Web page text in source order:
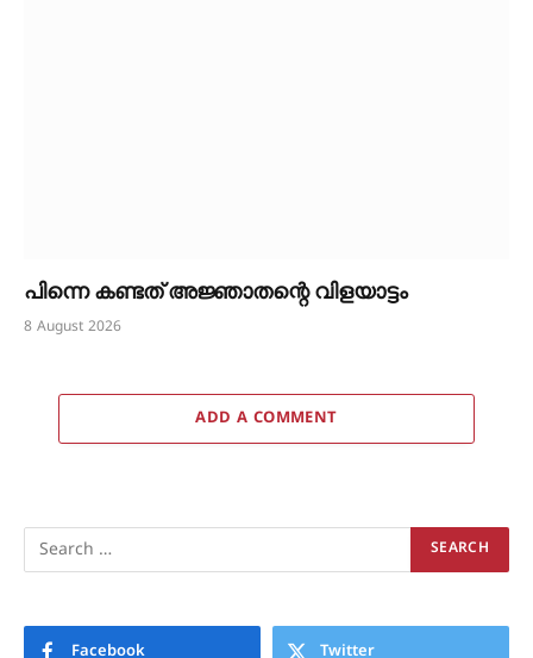
പിന്നെ കണ്ടത് അജ്ഞാതന്റെ വിളയാട്ടം
8 August 2026
ADD A COMMENT
Facebook Twitter